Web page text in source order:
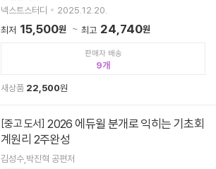
넥스트스터디
2025.12.20.
최저 15,500원 최고 24,740원
판매자 배송
9
새상품 22,500원
[중고 도서] 2026 에듀윌 분개로 익히는 기초회
계원리 2주완성
김성수,박진혁 공편저